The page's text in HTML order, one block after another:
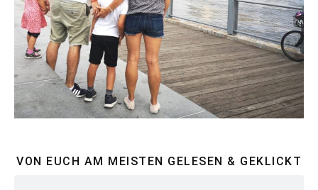
VON EUCH AM MEISTEN GELESEN & GEKLICKT